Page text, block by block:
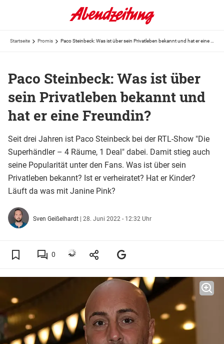
Startseite Promis
Paco Steinbeck: Was ist über
sein Privatleben bekannt und
hat er eine Freundin?
Seit drei Jahren ist Paco Steinbeck bei der RTL-Show "Die
Superhändler – 4 Räume, 1 Deal" dabei. Damit stieg auch
seine Popularität unter den Fans. Was ist über sein
Privatleben bekannt? Ist er verheiratet? Hat er Kinder?
Läuft da was mit Janine Pink?
Sven Geißelhardt | 28. Juni 2022 - 12:32 Uhr
0